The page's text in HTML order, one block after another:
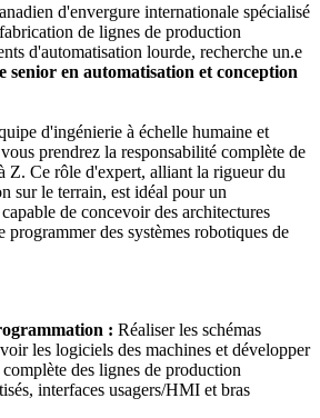
d'envergure internationale spécialisé
de lignes de production
d'automatisation lourde, recherche un.e
senior en automatisation et conception
d'ingénierie à échelle humaine et
prendrez la responsabilité complète de
Z. Ce rôle d'expert, alliant la rigueur du
sur le terrain, est idéal pour un
de concevoir des architectures
programmer des systèmes robotiques de
: Réaliser les schémas
les logiciels des machines et développer
des lignes de production
interfaces usagers/HMI et bras